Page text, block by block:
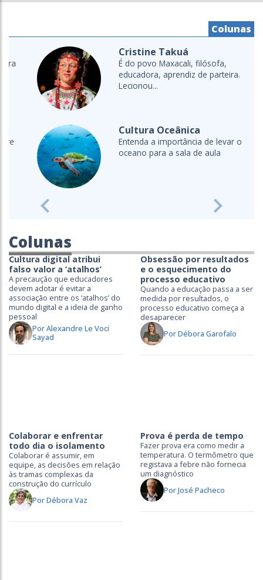
Colunas
Cristine Takuá
É do povo Maxacali, filósofa,
educadora, aprendiz de parteira.
Lecionou...
Cultura Oceânica
Entenda a importância de levar o
oceano para a sala de aula
Previous Next
Colunas
Cultura digital atribui
falso valor a ‘atalhos’
A precaução que educadores
devem adotar é evitar a
associação entre os ‘atalhos’ do
mundo digital e a ideia de ganho
pessoal
Por Alexandre Le Voci
Sayad
Obsessão por resultados
e o esquecimento do
processo educativo
Quando a educação passa a ser
medida por resultados, o
processo educativo começa a
desaparecer
Por Débora Garofalo
Colaborar e enfrentar
todo dia o isolamento
Colaborar é assumir, em
equipe, as decisões em relação
às tramas complexas da
construção do currículo
Por Débora Vaz
Prova é perda de tempo
Fazer prova era como medir a
temperatura. O termômetro que
registava a febre não fornecia
um diagnóstico
Por José Pacheco